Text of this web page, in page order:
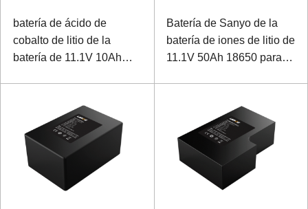
batería de ácido de
cobalto de litio de la
batería de 11.1V 10Ah
Batería de Sanyo de la
batería de iones de litio de
11.1V 50Ah 18650 para el